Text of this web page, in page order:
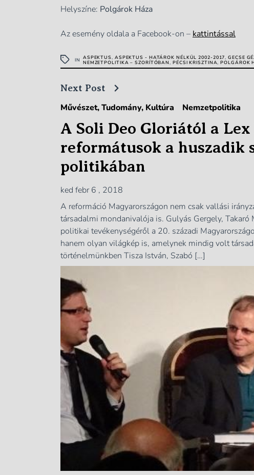
Helyszíne: Polgárok Háza
Az esemény oldala a Facebook-on – kattintással
IN ASPEKTUS, ASPEKTUS - HATÁROK NÉLKÜL 2002-2017,GECSE
NEMZETPOLITIKA – SZORÍTÓBAN, PÉCSI KRISZTINA,POLGÁROK
Next Post
Művészet, Tudomány, Kultúra Nemzetpolitika
A Soli Deo Gloriától a
reformátusok a huszadik
politikában
ked febr 6 , 2018
A reformáció Magyarországon nem csak vallási
társadalmi mondanivalója is. Gulyás Gergely,
politikai tevékenységéről a 20. századi
hanem olyan világkép is, amelynek mindig volt
történelmünkben Tisza István, Szabó […]